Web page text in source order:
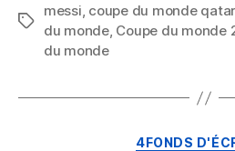
Mots
messi, coupe du monde qatar
du monde, Coupe du monde
du monde
4FONDS